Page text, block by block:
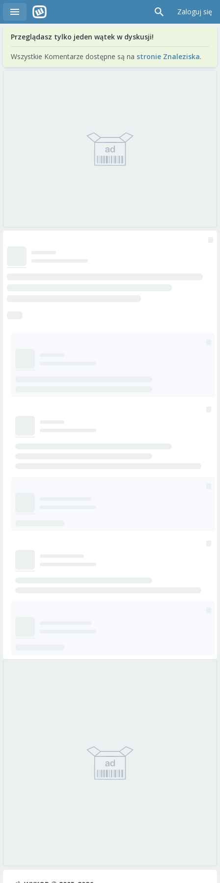
Zaloguj się
Przeglądasz tylko jeden wątek w dyskusji!
Wszystkie Komentarze dostępne są na stronie Znaleziska.